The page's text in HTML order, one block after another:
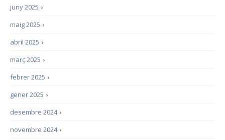
›
juny 2025
›
maig 2025
›
abril 2025
›
març 2025
›
febrer 2025
›
gener 2025
›
desembre 2024
›
novembre 2024